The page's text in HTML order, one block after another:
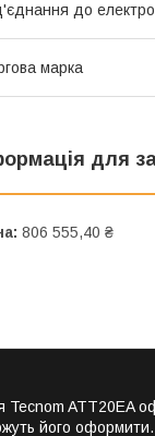
до
марка
для
806 555,40 ₴
Tecnom
його